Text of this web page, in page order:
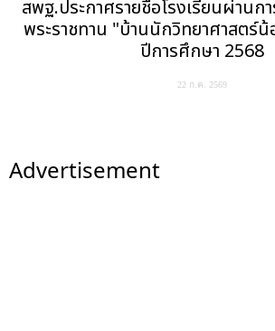
สพฐ.ประกาศรายชื่อโรงเรียนผ่านก
พระราชทาน "บ้านนักวิทยาศาสตร์น้
ปีการศึกษา 2568
22 ก.ค. 2569
Advertisement